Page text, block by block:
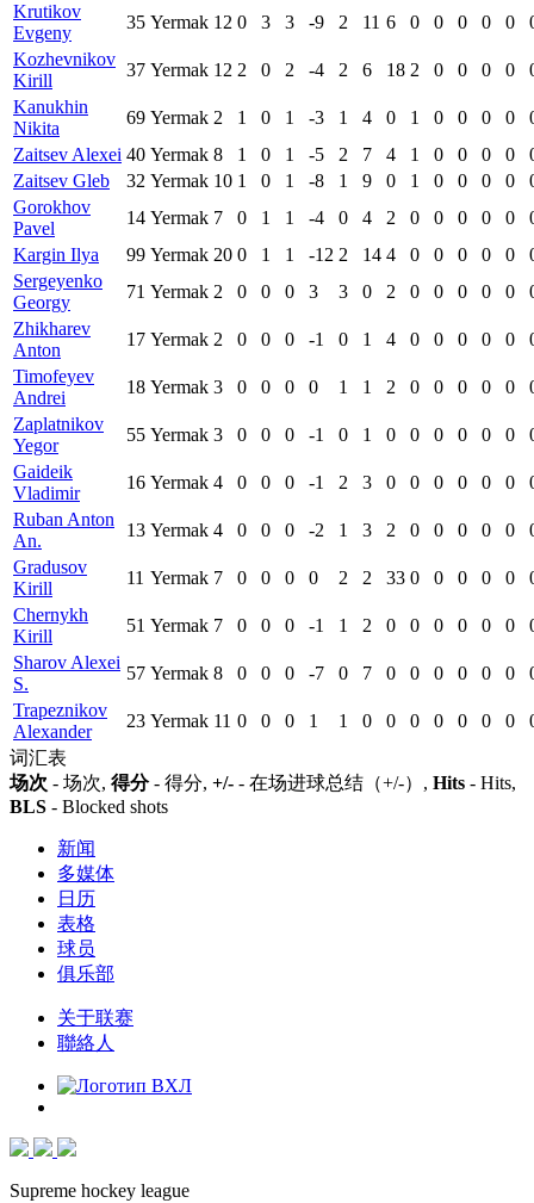
Krutikov
Evgeny
35 Yermak 12 0 3 3 -9 2 11 6 0 0 0 0 0
Kozhevnikov
Kirill
37 Yermak 12 2 0 2 -4 2 6 18 2 0 0 0 0
Kanukhin
Nikita
69 Yermak 2 1 0 1 -3 1 4 0 1 0 0 0 0
Zaitsev Alexei 40 Yermak 8 1 0 1 -5 2 7 4 1 0 0 0 0
Zaitsev Gleb
32 Yermak 10 1 0 1 -8 1 9 0 1 0 0 0 0
Gorokhov
Pavel
14 Yermak 7 0 1 1 -4 0 4 2 0 0 0 0 0
Kargin Ilya
99 Yermak 20 0 1 1 -12 2 14 4 0 0 0 0 0
Sergeyenko
Georgy
71 Yermak 2 0 0 0 3 3 0 2 0 0 0 0 0
Zhikharev
Anton
17 Yermak 2 0 0 0 -1 0 1 4 0 0 0 0 0
Timofeyev
Andrei
18 Yermak 3 0 0 0 0 1 1 2 0 0 0 0 0
Zaplatnikov
Yegor
55 Yermak 3 0 0 0 -1 0 1 0 0 0 0 0 0
Gaideik
Vladimir
16 Yermak 4 0 0 0 -1 2 3 0 0 0 0 0 0
Ruban Anton
An.
13 Yermak 4 0 0 0 -2 1 3 2 0 0 0 0 0
Gradusov
Kirill
11 Yermak 7 0 0 0 0 2 2 33 0 0 0 0 0
Chernykh
Kirill
51 Yermak 7 0 0 0 -1 1 2 0 0 0 0 0 0
Sharov Alexei
S.
57 Yermak 8 0 0 0 -7 0 7 0 0 0 0 0 0
Trapeznikov
Alexander
23 Yermak 11 0 0 0 1 1 0 0 0 0 0 0 0
词汇表
场次 - 场次, 得分- 得分, +/- - 在场进球总结（+/-）, Hits - Hits,
BLS - Blocked shots
新闻
多媒体
日历
表格
球员
俱乐部
关于联赛
聯絡人
Supreme hockey league